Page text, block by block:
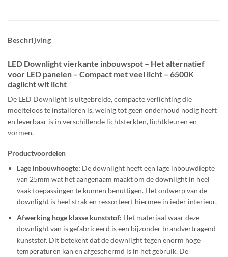
Beschrijving
LED Downlight vierkante inbouwspot – Het alternatief
voor LED panelen – Compact met veel licht – 6500K
daglicht wit licht
De LED Downlight is uitgebreide, compacte verlichting die
moeiteloos te installeren is, weinig tot geen onderhoud nodig heeft
en leverbaar is in verschillende lichtsterkten, lichtkleuren en
vormen.
Productvoordelen
Lage inbouwhoogte: De downlight heeft een lage inbouwdiepte
van 25mm wat het aangenaam maakt om de downlight in heel
vaak toepassingen te kunnen benuttigen. Het ontwerp van de
downlight is heel strak en ressorteert hiermee in ieder interieur.
Afwerking hoge klasse kunststof: Het materiaal waar deze
downlight van is gefabriceerd is een bijzonder brandvertragend
kunststof. Dit betekent dat de downlight tegen enorm hoge
temperaturen kan en afgeschermd is in het gebruik. De